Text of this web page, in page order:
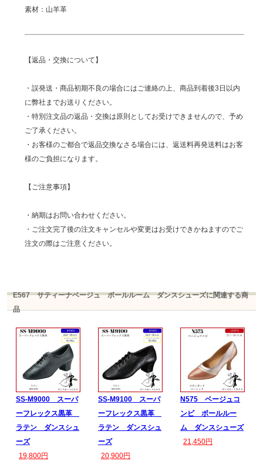
素材：山羊革
【返品・交換について】
・誤発送・商品初期不良の場合にはご連絡の上、商品到着後3日以内
に弊社までお送りください。
・特別注文品の返品・交換は原則としてお受けできませんので、予め
ご了承ください。
・お客様のご都合で返品交換なさる場合には、返送料再発送料はお客
様のご負担になります。
【ご注意事項】
・納期はお問い合わせください。
・ご注文完了後の注文キャンセルや変更はお受けできかねますのでご
注文の際はご注意ください。
E567 サティーナベージュ ボールルーム ダンスシューズに関連する商
品
SS-M9000 スーパ
ーフレックス黒革
ラテン ダンスシュ
ーズ
19,800円
SS-M9100 スーパ
ーフレックス黒革
ラテン ダンスシュ
ーズ
20,900円
N575 ベージュコ
ンビ ボールルー
ム ダンスシューズ
21,450円